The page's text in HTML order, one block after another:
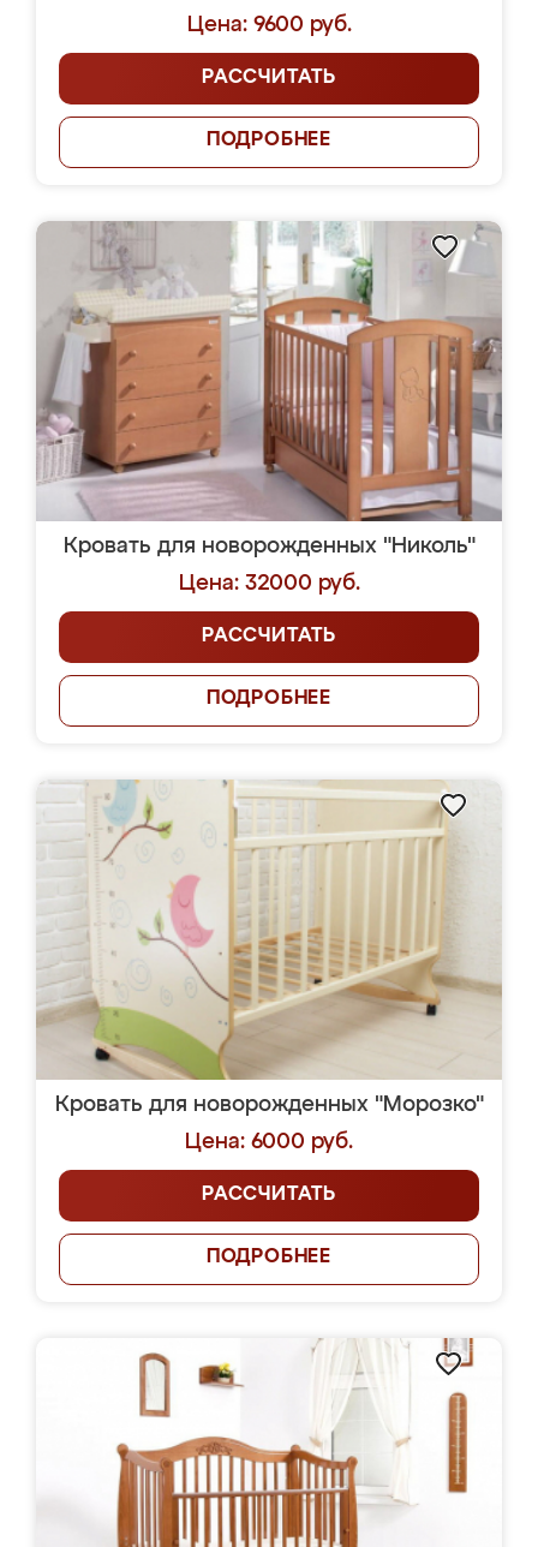
Цена: 9600 руб.
РАССЧИТАТЬ
ПОДРОБНЕЕ
Кровать для новорожденных "Николь"
Цена: 32000 руб.
РАССЧИТАТЬ
ПОДРОБНЕЕ
Кровать для новорожденных "Морозко"
Цена: 6000 руб.
РАССЧИТАТЬ
ПОДРОБНЕЕ